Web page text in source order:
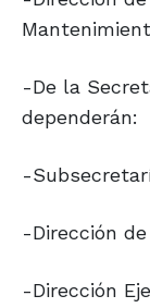
-De la
dependerán:
-
-Dirección
-Dirección